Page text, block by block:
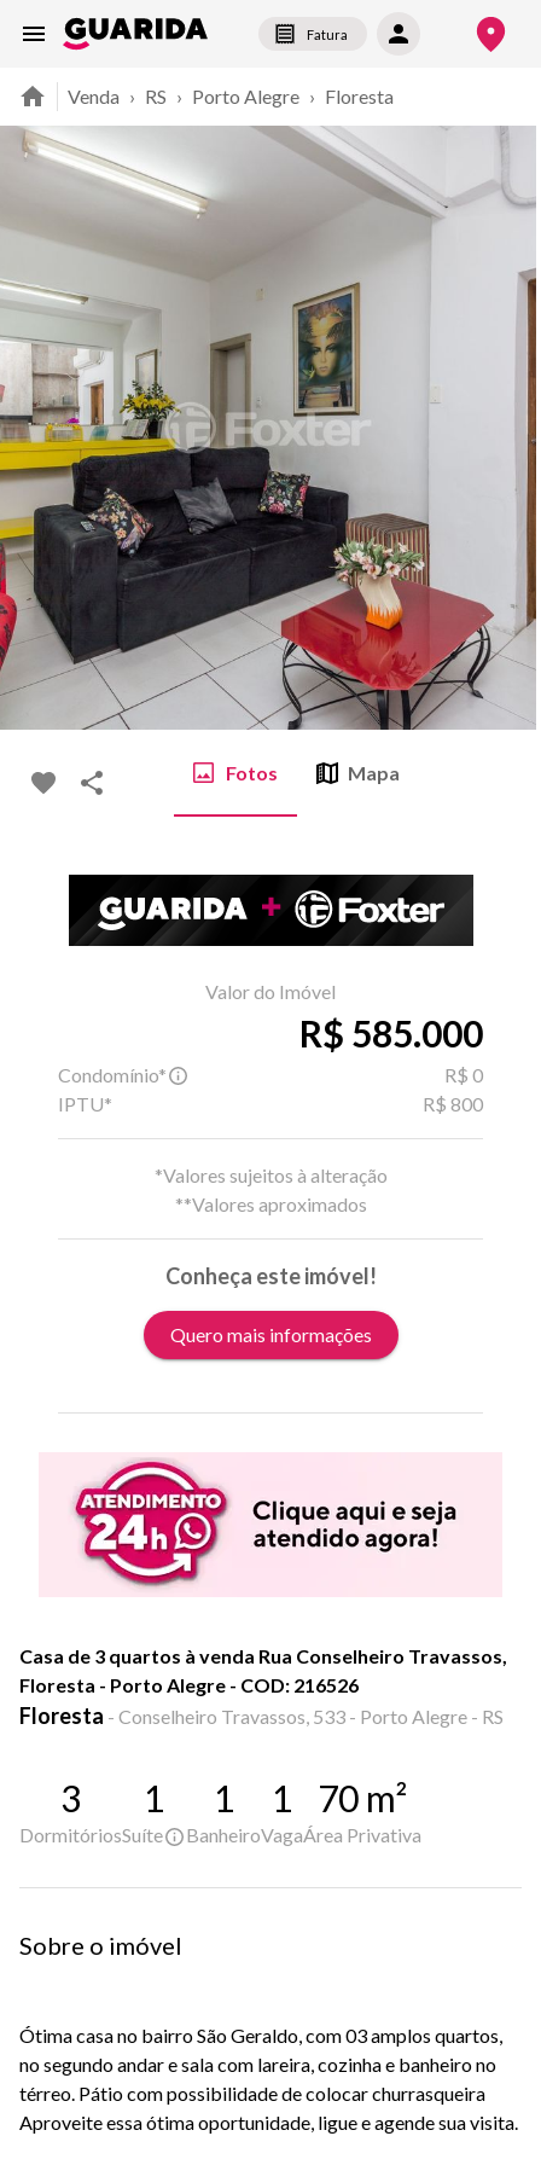
Fatura
Venda › RS › Porto Alegre › Floresta
Fotos Mapa
Valor do Imóvel
R$ 585.000
Condomínio*
R$ 0
IPTU*
R$ 800
*Valores sujeitos à alteração
**Valores aproximados
Conheça este imóvel!
Quero mais informações
Casa de 3 quartos à venda Rua Conselheiro Travassos,
Floresta - Porto Alegre - COD: 216526
Floresta - Conselheiro Travassos, 533 - Porto Alegre - RS
3
Dormitórios
1
Suíte
1
Banheiro
1
Vaga
70 m²
Área Privativa
Sobre o imóvel
Ótima casa no bairro São Geraldo, com 03 amplos quartos,
no segundo andar e sala com lareira, cozinha e banheiro no
térreo. Pátio com possibilidade de colocar churrasqueira
Aproveite essa ótima oportunidade, ligue e agende sua visita.